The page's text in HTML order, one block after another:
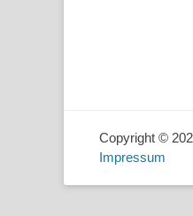
Copyright ©
Impressum